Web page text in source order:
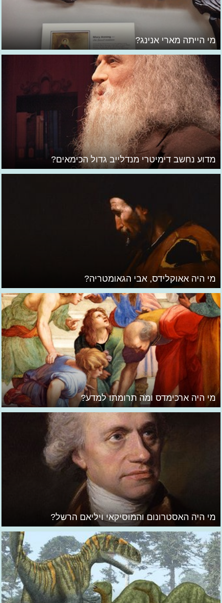
מי הייתה מארי אנינג?
מדוע נחשב דימיטרי מנדלייב גדול הכימאים?
מי היה אאוקלידס, אבי הגאומטריה?
מי היה ארכימדס ומה תרומתו למדע?
מי היה האסטרונום והמוסיקאי ויליאם הרשל?